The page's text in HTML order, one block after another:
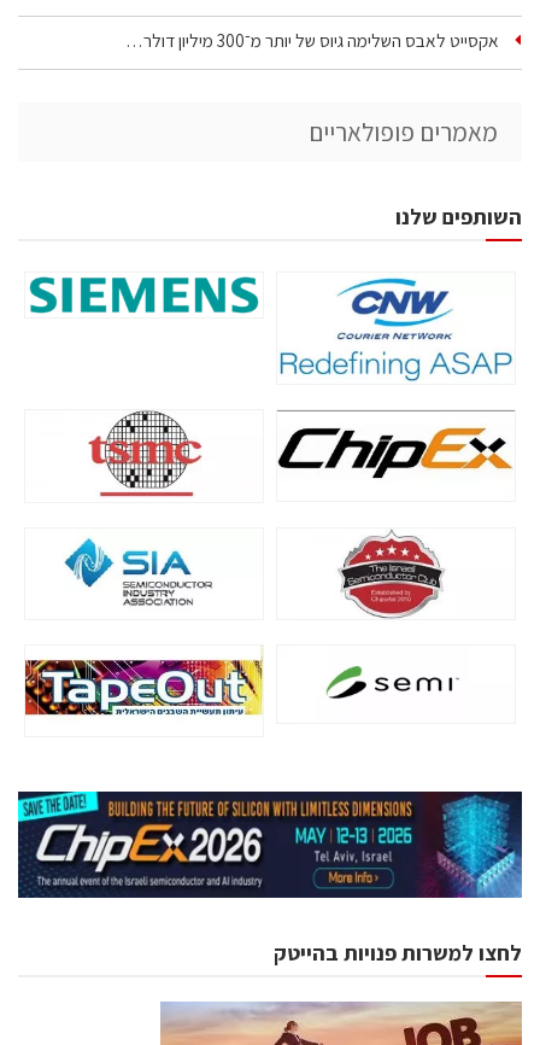
אקסייט לאבס השלימה גיוס של יותר מ־300 מיליון דולר…
מאמרים פופולאריים
השותפים שלנו
לחצו למשרות פנויות בהייטק